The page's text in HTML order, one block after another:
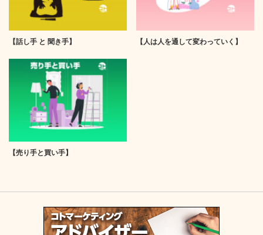
【話し手 と 聞き手】 【人は人を通して変わっていく】
【売り手と買い手】